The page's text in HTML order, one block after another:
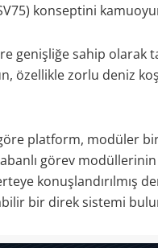
konseptini
genişliğe sahip olarak
özellikle zorlu deniz
platform, modüler
görev modüllerinin
konuşlandırılmış
bir direk sistemi